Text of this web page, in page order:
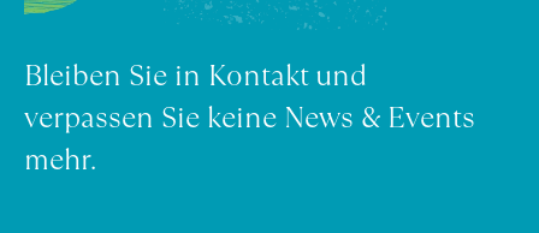
Bleiben Sie in Kontakt und
verpassen Sie keine News & Events
mehr.